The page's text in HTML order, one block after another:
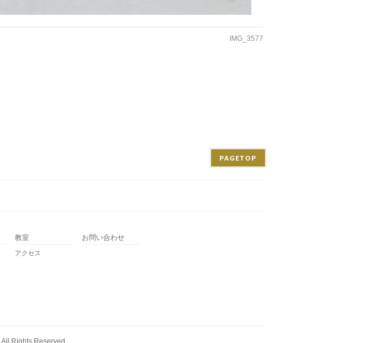
IMG_3577
PAGETOP
教室
アクセス
お問い合わせ
All Rights Reserved.